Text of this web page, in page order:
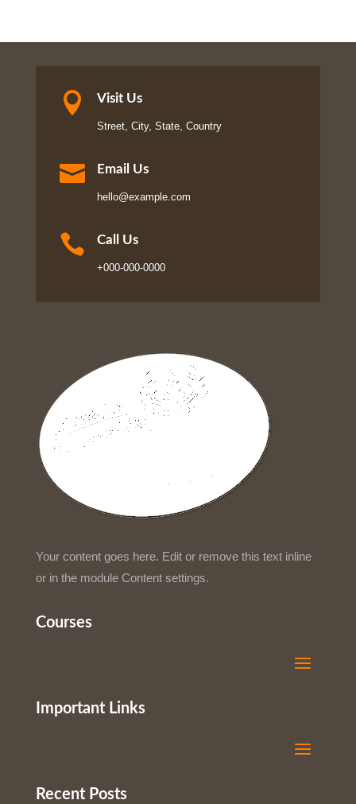
 Visit Us
Street, City, State, Country
 Email Us
hello@example.com
 Call Us
+000-000-0000
Your content goes here. Edit or remove this text inline
or in the module Content settings.
Courses
Important Links
Recent Posts